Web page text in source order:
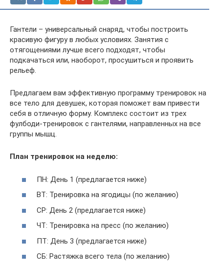
Гантели – универсальный снаряд, чтобы построить
красивую фигуру в любых условиях. Занятия с
отягощениями лучше всего подходят, чтобы
подкачаться или, наоборот, просушиться и проявить
рельеф.
Предлагаем вам эффективную программу тренировок на
все тело для девушек, которая поможет вам привести
себя в отличную форму. Комплекс состоит из трех
фулбоди-тренировок с гантелями, направленных на все
группы мышц.
План тренировок на неделю:
ПН: День 1 (предлагается ниже)
ВТ: Тренировка на ягодицы (по желанию)
СР: День 2 (предлагается ниже)
ЧТ: Тренировка на пресс (по желанию)
ПТ: День 3 (предлагается ниже)
СБ: Растяжка всего тела (по желанию)